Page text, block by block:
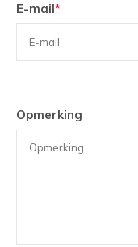
E-mail*
Opmerking